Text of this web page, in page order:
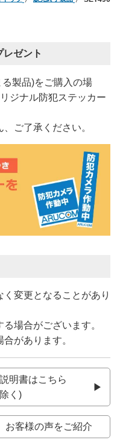
ゼント
製品)をご購入の場
ジナル防犯ステッカー
ご了承ください。
変更となることがあり
場合がございます。
があります。
明書はこちら
く)
お客様の声をご紹介